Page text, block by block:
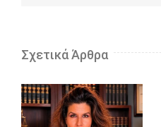
Σχετικά Άρθρα